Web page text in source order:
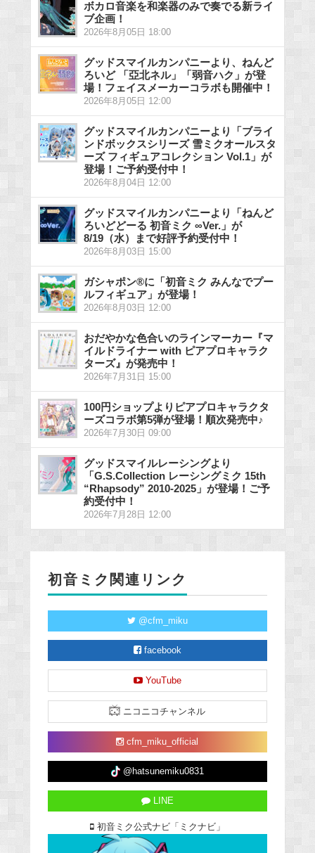
ボカロ音楽を和楽器のみで奏でる新ライ
ブ企画！
2026年8月05日 18:00
グッドスマイルカンパニーより、ねんど
ろいど 「亞北ネル」「弱音ハク」が登
場！フェイスメーカーコラボも開催中！
2026年8月05日 12:00
グッドスマイルカンパニーより「ブライ
ンドボックスシリーズ 雪ミクオールスタ
ーズ フィギュアコレクション Vol.1」が
登場！ご予約受付中！
2026年8月04日 12:00
グッドスマイルカンパニーより「ねんど
ろいどどーる 初音ミク ∞Ver.」が
8/19（水）まで好評予約受付中！
2026年8月03日 15:00
ガシャポン®に「初音ミク みんなでプー
ルフィギュア」が登場！
2026年8月03日 12:00
おだやかな色合いのラインマーカー『マ
イルドライナー with ピアプロキャラク
ターズ』が発売中！
2026年7月31日 15:00
100円ショップよりピアプロキャラクタ
ーズコラボ第5弾が登場！順次発売中♪
2026年7月30日 09:00
グッドスマイルレーシングより
「G.S.Collection レーシングミク 15th
“Rhapsody” 2010-2025」が登場！ご予
約受付中！
2026年7月28日 12:00
初音ミク関連リンク
@cfm_miku
facebook
YouTube
ニコニコチャンネル
cfm_miku_official
@hatsunemiku0831
LINE
初音ミク公式ナビ「ミクナビ」